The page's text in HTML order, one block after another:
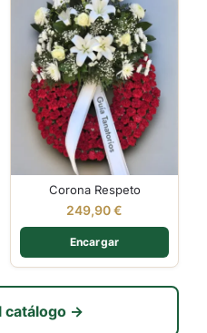
Corona Respeto
249,90€
Encargar
catálogo →